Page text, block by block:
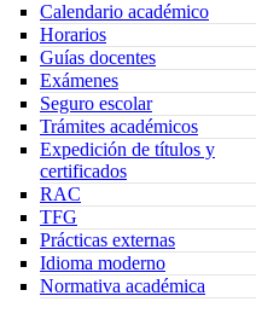
Calendario académico
Horarios
Guías docentes
Exámenes
Seguro escolar
Trámites académicos
Expedición de títulos y
certificados
RAC
TFG
Prácticas externas
Idioma moderno
Normativa académica